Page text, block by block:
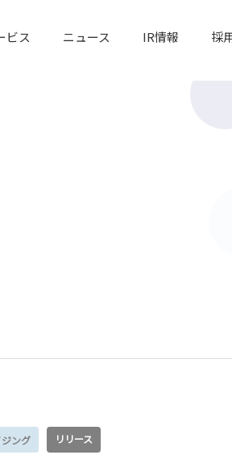
ビス ニュース IR情報 採
ング リリース